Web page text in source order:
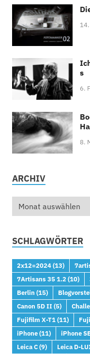
s
6.
8.
ARCHIV
SCHLAGWÖRTER
2x12=2024(13)
7Artisans 35 1.2(10)
Berlin (15)
Canon 5D II (5)
Fujifilm X-T1(11)
iPhone(11) iPhone
Leica C(9) Leica D-